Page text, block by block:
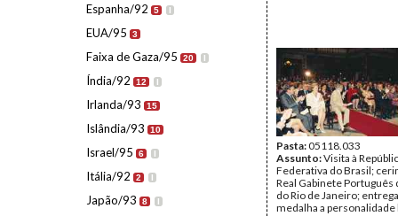
Espanha/92 5 I
EUA/95 3
Faixa de Gaza/95 20 I
Índia/92 12 I
Irlanda/93 15
Islândia/93 10
Israel/95 6 I
Itália/92 2 I
Japão/93 8 I
Fundo:AMS - Arquivo
Tipo Documental:
Página(s):
Pasta:05118.033
Assunto:Visita à
Federativa do Brasil;
Real Gabinete Português
do Rio de Janeiro;
medalha a